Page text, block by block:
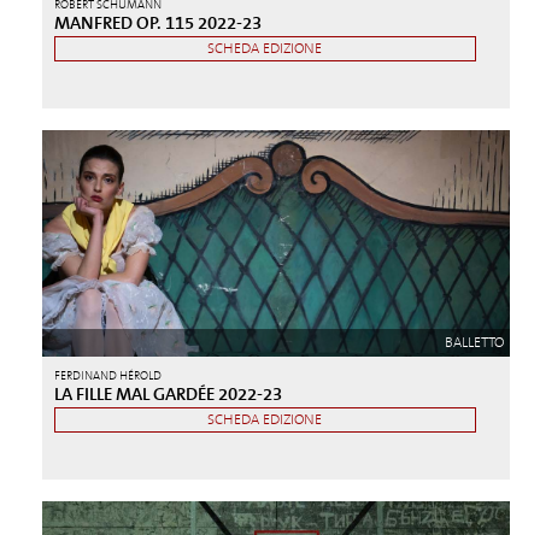
ROBERT SCHUMANN
MANFRED OP. 115 2022-23
SCHEDA EDIZIONE
BALLETTO
FERDINAND HÉROLD
LA FILLE MAL GARDÉE 2022-23
SCHEDA EDIZIONE